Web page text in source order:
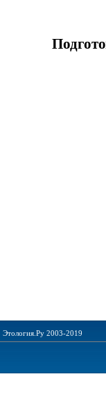
Этология.Ру 2003-2019